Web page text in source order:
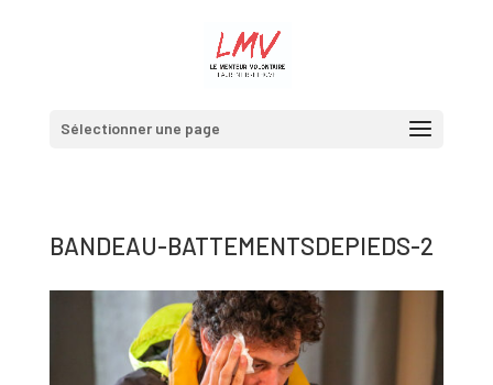
Sélectionner une page
BANDEAU-BATTEMENTSDEPIEDS-2